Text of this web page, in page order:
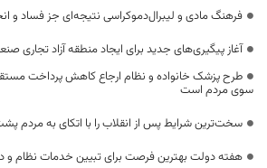
فرهنگ مادی و لیبرال‌دموکراسی نتیجه‌ای جز فساد و
آغاز پیگیری‌های جدید برای ایجاد منطقه آزاد تجاری
طرح پزشک خانواده و نظام ارجاع کاهش پرداخت
سوی مردم است
سخت‌ترین شرایط پس از انقلاب را با اتکای به مردم
هفته دولت بهترین فرصت برای تبیین خدمات نظام و